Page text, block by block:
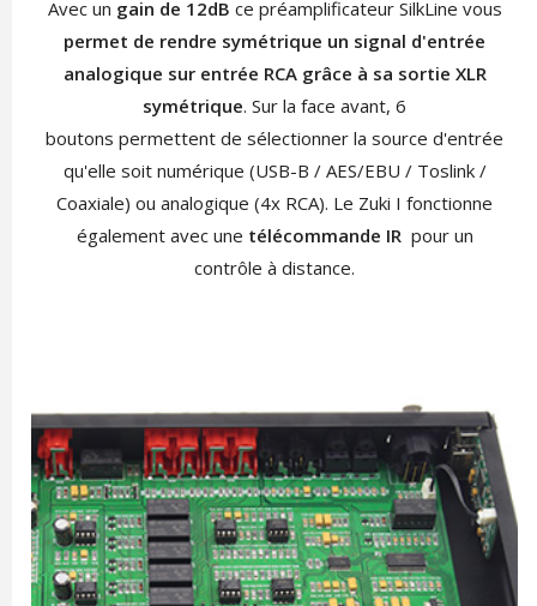
Avec un gain de 12dB ce préamplificateur SilkLine vous
permet de rendre symétrique un signal d'entrée
analogique sur entrée RCA grâce à sa sortie XLR
symétrique. Sur la face avant, 6
boutons permettent de sélectionner la source d'entrée
qu'elle soit numérique (USB-B / AES/EBU / Toslink /
Coaxiale) ou analogique (4x RCA). Le Zuki I fonctionne
également avec une télécommande IRpour un
contrôle à distance.